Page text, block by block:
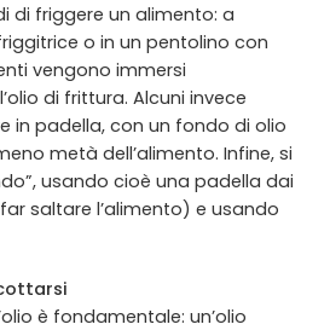
di friggere un alimento: a
o in un pentolino con
vengono immersi
di frittura. Alcuni invece
in padella, con un fondo di olio
metà dell’alimento. Infine, si
usando cioè una padella dai
saltare l’alimento) e usando
è fondamentale: un’olio